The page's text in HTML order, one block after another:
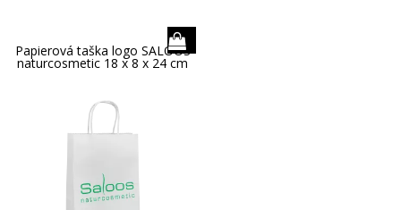
Papierová taška logo SALOOS
naturcosmetic 18 x 8 x 24 cm